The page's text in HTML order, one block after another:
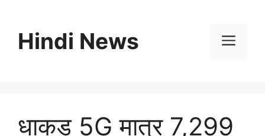
contentHindi News
धाकड़ 5G मात्र 7,299